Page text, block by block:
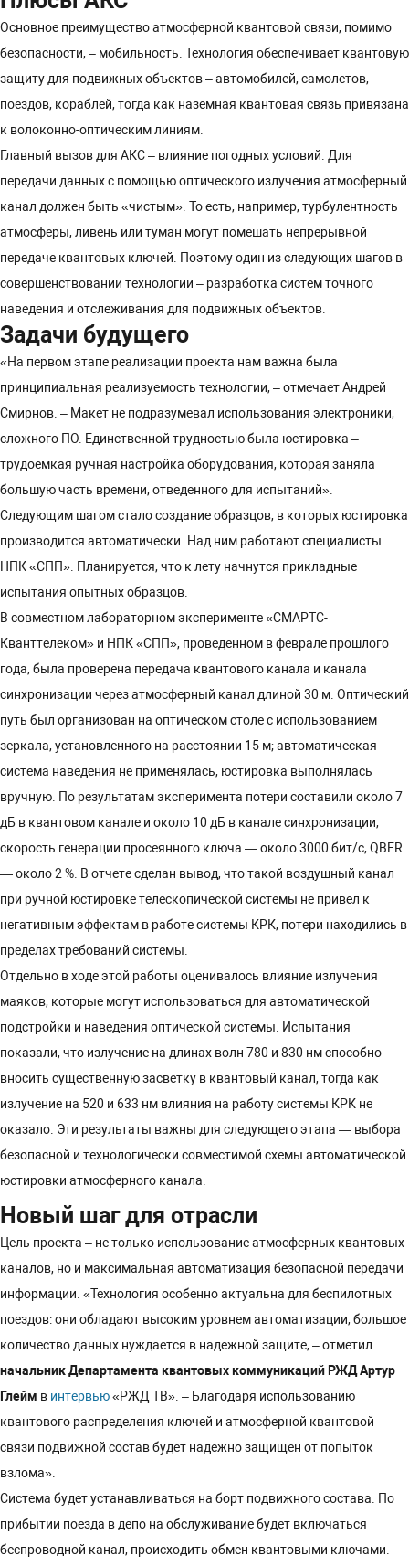
Основное преимущество атмосферной квантовой связи, помимо
безопасности, – мобильность. Технология обеспечивает квантовую
защиту для подвижных объектов – автомобилей, самолетов,
поездов, кораблей, тогда как наземная квантовая связь привязана
к волоконно-оптическим линиям.
Главный вызов для АКС – влияние погодных условий. Для
передачи данных с помощью оптического излучения атмосферный
канал должен быть «чистым». То есть, например, турбулентность
атмосферы, ливень или туман могут помешать непрерывной
передаче квантовых ключей. Поэтому один из следующих шагов в
совершенствовании технологии – разработка систем точного
наведения и отслеживания для подвижных объектов.
Задачи будущего
«На первом этапе реализации проекта нам важна была
принципиальная реализуемость технологии, – отмечает Андрей
Смирнов. – Макет не подразумевал использования электроники,
сложного ПО. Единственной трудностью была юстировка –
трудоемкая ручная настройка оборудования, которая заняла
большую часть времени, отведенного для испытаний».
Следующим шагом стало создание образцов, в которых юстировка
производится автоматически. Над ним работают специалисты
НПК «СПП». Планируется, что к лету начнутся прикладные
испытания опытных образцов.
В совместном лабораторном эксперименте «СМАРТС-
Кванттелеком» и НПК «СПП», проведенном в феврале прошлого
года, была проверена передача квантового канала и канала
синхронизации через атмосферный канал длиной 30 м. Оптический
путь был организован на оптическом столе с использованием
зеркала, установленного на расстоянии 15 м; автоматическая
система наведения не применялась, юстировка выполнялась
вручную. По результатам эксперимента потери составили около 7
дБ в квантовом канале и около 10 дБ в канале синхронизации,
скорость генерации просеянного ключа — около 3000 бит/с, QBER
— около 2 %. В отчете сделан вывод, что такой воздушный канал
при ручной юстировке телескопической системы не привел к
негативным эффектам в работе системы КРК, потери находились в
пределах требований системы.
Отдельно в ходе этой работы оценивалось влияние излучения
маяков, которые могут использоваться для автоматической
подстройки и наведения оптической системы. Испытания
показали, что излучение на длинах волн 780 и 830 нм способно
вносить существенную засветку в квантовый канал, тогда как
излучение на 520 и 633 нм влияния на работу системы КРК не
оказало. Эти результаты важны для следующего этапа — выбора
безопасной и технологически совместимой схемы автоматической
юстировки атмосферного канала.
Новый шаг для отрасли
Цель проекта – не только использование атмосферных квантовых
каналов, но и максимальная автоматизация безопасной передачи
информации. «Технология особенно актуальна для беспилотных
поездов: они обладают высоким уровнем автоматизации, большое
количество данных нуждается в надежной защите, – отметил
начальник Департамента квантовых коммуникаций РЖД Артур
Глейм в интервью«РЖД ТВ». – Благодаря использованию
квантового распределения ключей и атмосферной квантовой
связи подвижной состав будет надежно защищен от попыток
взлома».
Система будет устанавливаться на борт подвижного состава. По
прибытии поезда в депо на обслуживание будет включаться
беспроводной канал, происходить обмен квантовыми ключами.